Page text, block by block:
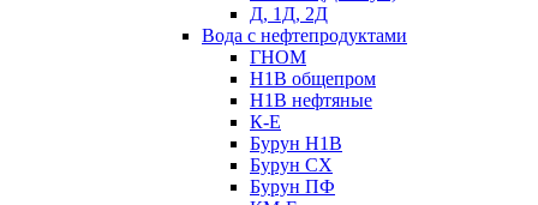
Д, 1Д, 2Д
Вода с нефтепродуктами
ГНОМ
Н1В общепром
Н1В нефтяные
К-Е
Бурун Н1В
Бурун СХ
Бурун ПФ